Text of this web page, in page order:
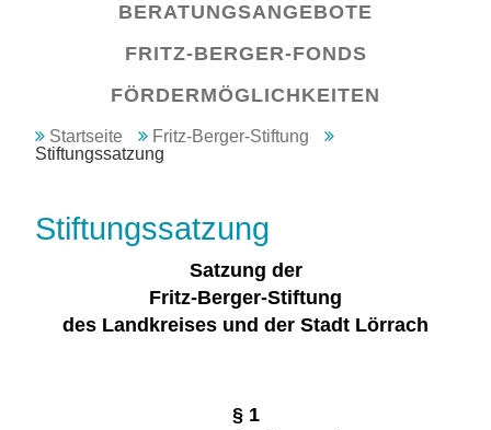
BERATUNGSANGEBOTE
FRITZ-BERGER-FONDS
FÖRDERMÖGLICHKEITEN
Startseite
Fritz-Berger-Stiftung
Stiftungssatzung
Stiftungssatzung
Satzung der
Fritz-Berger-Stiftung
des Landkreises und der Stadt Lörrach
§ 1